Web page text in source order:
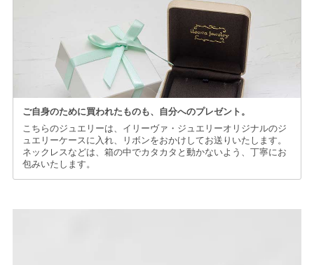
ご自身のために買われたものも、
自分へのプレゼント。
こちらのジュエリーは、イリーヴァ・ジュエリーオリジナルのジ
ュエリーケースに入れ、リボンをおかけしてお送りいたします。
ネックレスなどは、箱の中でカタカタと動かないよう、丁寧にお
包みいたします。